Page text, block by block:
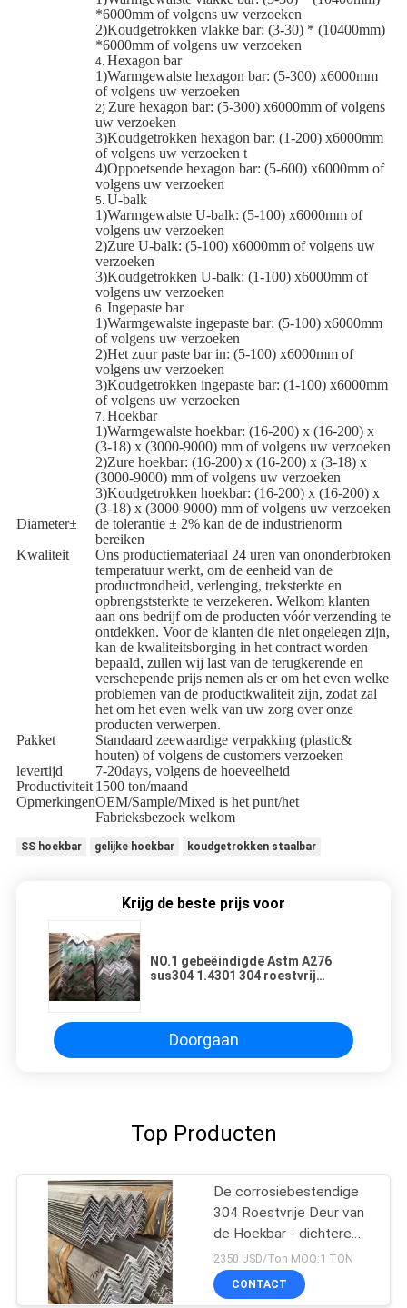
*6000mm of volgens uw verzoeken
2)Koudgetrokken vlakke bar: (3-30) * (10400mm)
*6000mm of volgens uw verzoeken
4. Hexagon bar
1)Warmgewalste hexagon bar: (5-300) x6000mm
of volgens uw verzoeken
2) Zure hexagon bar: (5-300) x6000mm of volgens
uw verzoeken
3)Koudgetrokken hexagon bar: (1-200) x6000mm
of volgens uw verzoeken t
4)Oppoetsende hexagon bar: (5-600) x6000mm of
volgens uw verzoeken
5. U-balk
1)Warmgewalste U-balk: (5-100) x6000mm of
volgens uw verzoeken
2)Zure U-balk: (5-100) x6000mm of volgens uw
verzoeken
3)Koudgetrokken U-balk: (1-100) x6000mm of
volgens uw verzoeken
6. Ingepaste bar
1)Warmgewalste ingepaste bar: (5-100) x6000mm
of volgens uw verzoeken
2)Het zuur paste bar in: (5-100) x6000mm of
volgens uw verzoeken
3)Koudgetrokken ingepaste bar: (1-100) x6000mm
of volgens uw verzoeken
7. Hoekbar
1)Warmgewalste hoekbar: (16-200) x (16-200) x
(3-18) x (3000-9000) mm of volgens uw verzoeken
2)Zure hoekbar: (16-200) x (16-200) x (3-18) x
(3000-9000) mm of volgens uw verzoeken
3)Koudgetrokken hoekbar: (16-200) x (16-200) x
(3-18) x (3000-9000) mm of volgens uw verzoeken
Diameter±
de tolerantie ± 2% kan de de industrienorm
bereiken
Kwaliteit
Ons productiemateriaal 24 uren van ononderbroken
temperatuur werkt, om de eenheid van de
productrondheid, verlenging, treksterkte en
opbrengststerkte te verzekeren. Welkom klanten
aan ons bedrijf om de producten vóór verzending te
ontdekken. Voor de klanten die niet ongelegen zijn,
kan de kwaliteitsborging in het contract worden
bepaald, zullen wij last van de terugkerende en
verschepende prijs nemen als er om het even welke
problemen van de productkwaliteit zijn, zodat zal
het om het even welk van uw zorg over onze
producten verwerpen.
Pakket
Standaard zeewaardige verpakking (plastic&
houten) of volgens de customers verzoeken
levertijd
7-20days, volgens de hoeveelheid
Productiviteit 1500 ton/maand
OpmerkingenOEM/Sample/Mixed is het punt/het
Fabrieksbezoek welkom
SS hoekbar gelijke hoekbar koudgetrokken staalbar
Krijg de beste prijs voor
NO.1 gebeëindigde Astm A276
sus304 1.4301 304 roestvrij
Doorgaan
Top Producten
De corrosiebestendige
304 Roestvrije Deur van
de Hoekbar - dichtere
Staalsteunen
2350 USD/Ton MOQ:1 TON
CONTACT